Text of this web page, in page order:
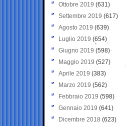
Ottobre 2019 (631)
Settembre 2019 (617)
Agosto 2019 (639)
Luglio 2019 (654)
Giugno 2019 (598)
Maggio 2019 (527)
Aprile 2019 (383)
Marzo 2019 (562)
Febbraio 2019 (598)
Gennaio 2019 (641)
Dicembre 2018 (623)